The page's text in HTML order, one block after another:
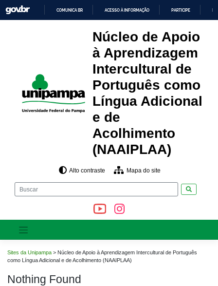
content
O
CONTEÚDO
COMUNICA BR ACESSO À INFORMAÇÃO PARTICIPE
Núcleo de Apoio
à Aprendizagem
Intercultural de
Português como
Língua Adicional
e de
Acolhimento
(NAAIPLAA)
Alto contraste Mapa do site
Sites da Unipampa > Núcleo de Apoio à Aprendizagem Intercultural de Português
como Língua Adicional e de Acolhimento (NAAIPLAA)
Nothing Found